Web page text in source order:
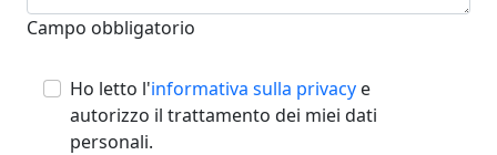
Campo obbligatorio
Ho letto l'informativa sulla privacy e
autorizzo il trattamento dei miei dati
personali.